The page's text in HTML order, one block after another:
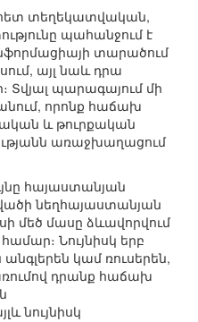
հետ տեղեկատվական,
պահանջում է
տարածում
այլ նաև դրա
Տվյալ պարագայում մի
որոնք հաճախ
և թուրքական
առաջխաղացում
հայաստանյան
նեղհայաստանյան
մեծ մասը ձևավորվում
Նույնիսկ երբ
կամ ռուսերեն,
դրանք հաճախ
նույնիսկ